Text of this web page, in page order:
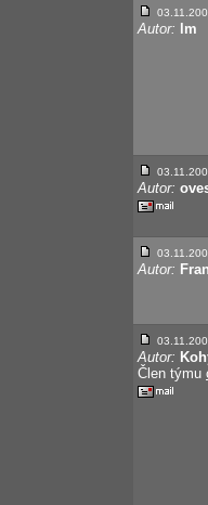
Autor: lm
Autor:
Autor:
Autor:
Člen týmu